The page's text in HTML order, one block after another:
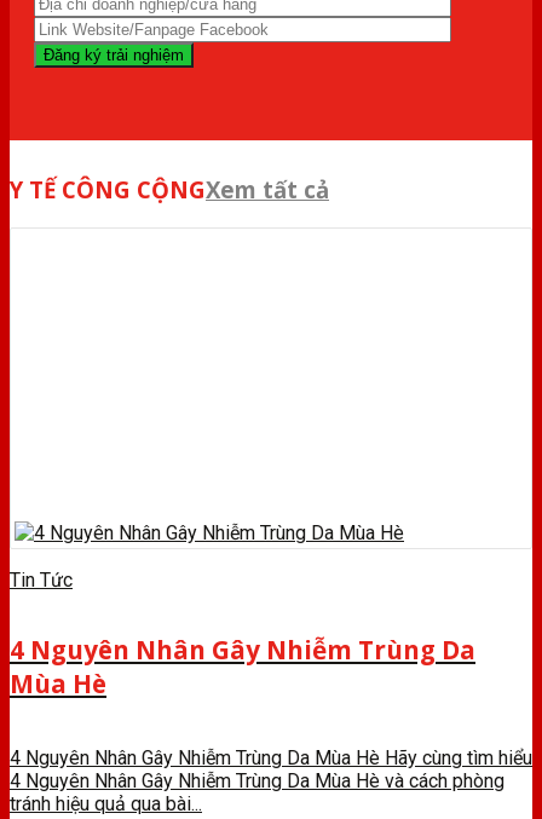
Y TẾ CÔNG CỘNGXem tất cả
Tin Tức
4 Nguyên Nhân Gây Nhiễm Trùng Da
Mùa Hè
4 Nguyên Nhân Gây Nhiễm Trùng Da Mùa Hè Hãy cùng tìm hiểu
4 Nguyên Nhân Gây Nhiễm Trùng Da Mùa Hè và cách phòng
tránh hiệu quả qua bài...